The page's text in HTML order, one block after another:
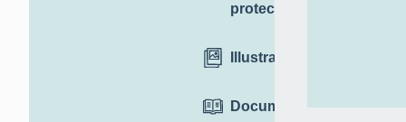
protection
Illustrations
Documentation